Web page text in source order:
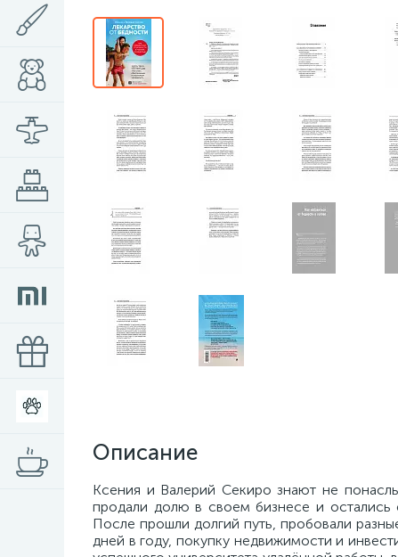
Описание
Ксения и Валерий Секиро знают не
продали долю в своем бизнесе и
После прошли долгий путь, пробовали
дней в году, покупку недвижимости и